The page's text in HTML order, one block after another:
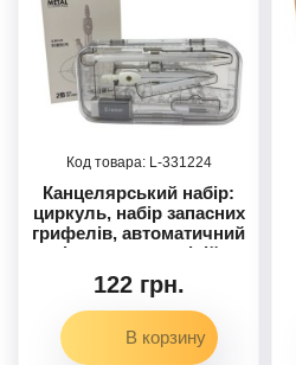
331224
Канцелярський набір:
циркуль, набір запасних
грифелів, автоматичний
олівець, гумка, лінійка
під 60 градусів, лінійка
під 90 градусів,
транспортир та лінійка
завдовжки 15 см.
(БІЛИЙ)
122 грн.